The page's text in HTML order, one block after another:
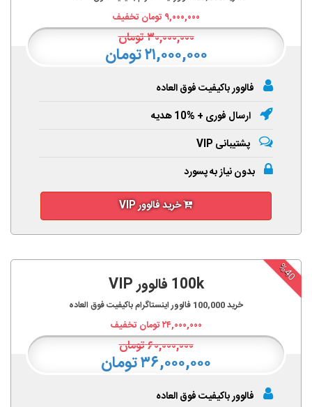
۹,۰۰۰,۰۰۰ تومان تخفیف
۳۰,۰۰۰,۰۰۰تومان
۲۱,۰۰۰,۰۰۰ تومان
فالوور باکیفیت فوق العاده
ارسال فوری + %10 هدیه
پشتیبانی VIP
بدون نیاز به پسورد
خرید فالوور VIP
%40
100k فالوور VIP
خرید100,000 فالوور اینستاگرام باکیفیت فوق العاده
۲۴,۰۰۰,۰۰۰تومان تخفیف
۶۰,۰۰۰,۰۰۰تومان
۳۶,۰۰۰,۰۰۰ تومان
فالوور باکیفیت فوق العاده